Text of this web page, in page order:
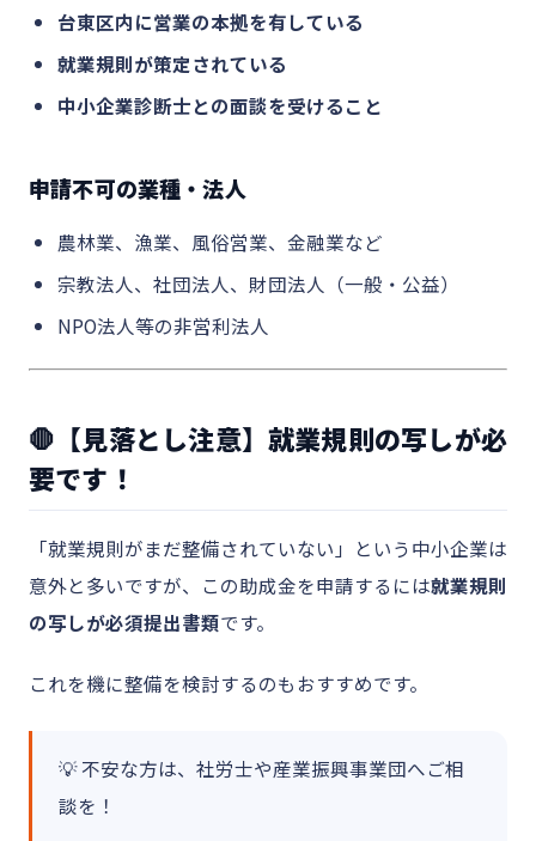
台東区内に営業の本拠を有している
就業規則が策定されている
中小企業診断士との面談を受けること
申請不可の業種・法人
農林業、漁業、風俗営業、金融業など
宗教法人、社団法人、財団法人（一般・公益）
NPO法人等の非営利法人
🛑【見落とし注意】就業規則の写しが必
要です！
「就業規則がまだ整備されていない」という中小企業は
意外と多いですが、この助成金を申請するには就業規則
の写しが必須提出書類です。
これを機に整備を検討するのもおすすめです。
💡 不安な方は、社労士や産業振興事業団へご相
談を！